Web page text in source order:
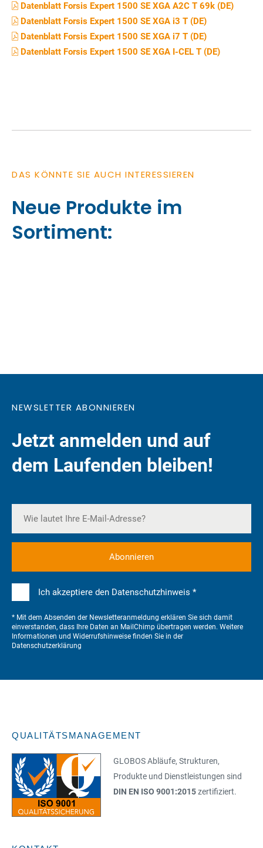
Datenblatt Forsis Expert 1500 SE XGA A2C T 69k (DE)
Datenblatt Forsis Expert 1500 SE XGA i3 T (DE)
Datenblatt Forsis Expert 1500 SE XGA i7 T (DE)
Datenblatt Forsis Expert 1500 SE XGA I-CEL T (DE)
DAS KÖNNTE SIE AUCH INTERESSIEREN
Neue Produkte im
Sortiment:
NEWSLETTER ABONNIEREN
Jetzt anmelden und auf
dem Laufenden bleiben!
Ich akzeptiere den Datenschutzhinweis *
* Mit dem Absenden der Newsletteranmeldung erklären Sie sich damit
einverstanden, dass Ihre Daten an MailChimp übertragen werden. Weitere
Informationen und Widerrufshinweise finden Sie in der
Datenschutzerklärung
QUALITÄTSMANAGEMENT
GLOBOS Abläufe, Strukturen,
Produkte und Dienstleistungen sind
DIN EN ISO 9001:2015zertifiziert.